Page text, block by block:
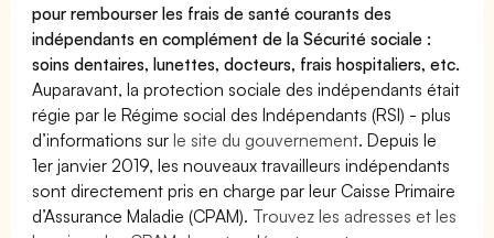
pour rembourser les frais de santé courants des
indépendants en complément de la Sécurité sociale :
soins dentaires, lunettes, docteurs, frais hospitaliers, etc.
Auparavant, la protection sociale des indépendants était
régie par le Régime social des Indépendants (RSI) - plus
d’informations surle site du gouvernement. Depuis le
1er janvier 2019, les nouveaux travailleurs indépendants
sont directement pris en charge par leur Caisse Primaire
d’Assurance Maladie (CPAM). Trouvez les adresses et les